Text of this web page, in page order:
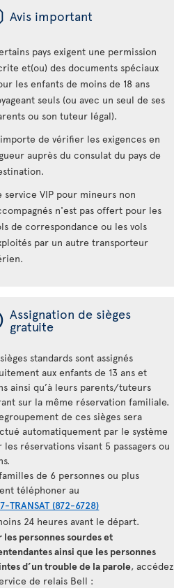
Avis important
pays exigent une permission
et(ou) des documents spéciaux
les enfants de moins de 18 ans
seuls (ou avec un seul de ses
ou son tuteur légal).
de vérifier les exigences en
auprès du consulat du pays de
service VIP pour mineurs non
n'est pas offert pour les
de correspondance ou les vols
par un autre transporteur
Assignation de sièges
gratuite
standards sont assignés
aux enfants de 13 ans et
ainsi qu’à leurs parents/tuteurs
sur la même réservation familiale.
de ces sièges sera
automatiquement par le système
les réservations visant 5 passagers ou
de 6 personnes ou plus
téléphoner au
TRANSAT (872-6728)
24 heures avant le départ.
les personnes sourdes et
ainsi que les personnes
d’un trouble de la parole, accédez
de relais Bell :